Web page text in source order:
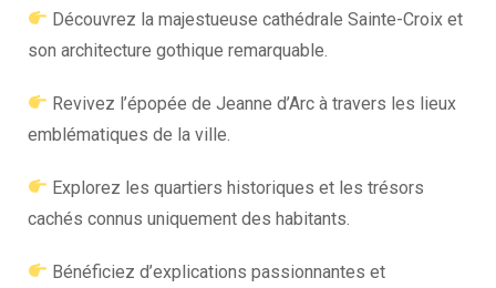
Découvrez la majestueuse cathédrale Sainte-Croix et
son architecture gothique remarquable.
Revivez l’épopée de Jeanne d’Arc à travers les lieux
emblématiques de la ville.
Explorez les quartiers historiques et les trésors
cachés connus uniquement des habitants.
Bénéficiez d’explications passionnantes et